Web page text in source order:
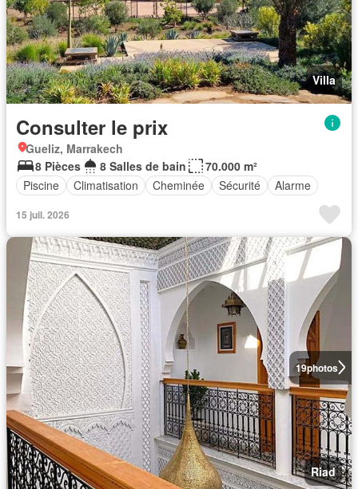
Villa
Consulter le prix
Gueliz, Marrakech
8 Pièces
8 Salles de bain
70.000 m²
Piscine
Climatisation Cheminée Sécurité Alarme
15 juil. 2026
19photos
Riad